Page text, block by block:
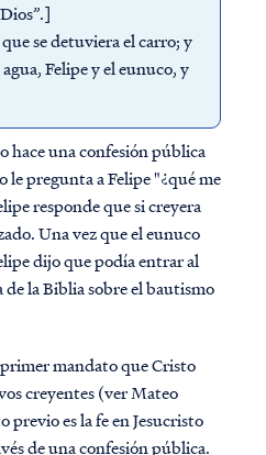
se detuviera el carro; y
Felipe y el eunuco, y
hace una confesión pública
le pregunta a Felipe "¿qué me
responde que si creyera
Una vez que el eunuco
dijo que podía entrar al
de la Biblia sobre el bautismo
mandato que Cristo
creyentes (ver Mateo
es la fe en Jesucristo
de una confesión pública.